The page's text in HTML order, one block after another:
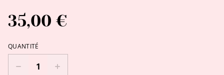
35,00 €
QUANTITÉ